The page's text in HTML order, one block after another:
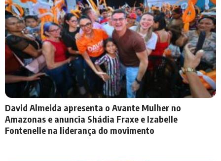
David Almeida apresenta o Avante Mulher no
Amazonas e anuncia Shádia Fraxe e Izabelle
Fontenelle na liderança do movimento